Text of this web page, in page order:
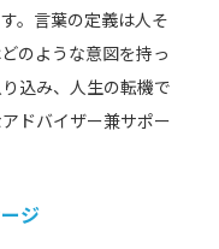
。言葉の定義は人そ
のような意図を持っ
込み、人生の転機で
ドバイザー兼サポー
ジ